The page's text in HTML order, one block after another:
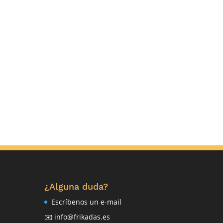
¿Alguna duda?
Escríbenos un e-mail
✉️ info@frikadas.es